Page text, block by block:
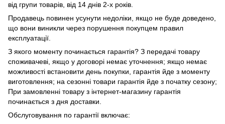
від групи товарів, від 14 днів 2-х років.
Продавець повинен усунути недоліки, якщо не буде доведено,
що вони виникли через порушення покупцем правил
експлуатації.
З якого моменту починається гарантія? З передачі товару
споживачеві, якщо у договорі немає уточнення; якщо немає
можливості встановити день покупки, гарантія йде з моменту
виготовлення; на сезонні товари гарантія йде з початку сезону;
При замовленні товару з інтернет-магазину гарантія
починається з дня доставки.
Обслуговування по гарантії включає: